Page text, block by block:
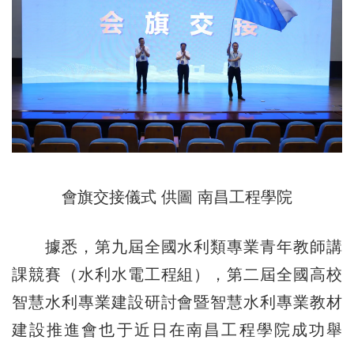
會旗交接儀式 供圖 南昌工程學院
據悉，第九屆全國水利類專業青年教師講
課競賽（水利水電工程組），第二屆全國高校
智慧水利專業建設研討會暨智慧水利專業教材
建設推進會也于近日在南昌工程學院成功舉